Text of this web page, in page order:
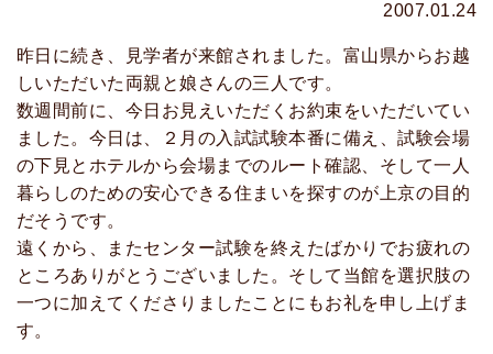
2007.01.24
昨日に続き、見学者が来館されました。富山県からお越
しいただいた両親と娘さんの三人です。
数週間前に、今日お見えいただくお約束をいただいてい
ました。今日は、２月の入試試験本番に備え、試験会場
の下見とホテルから会場までのルート確認、そして一人
暮らしのための安心できる住まいを探すのが上京の目的
だそうです。
遠くから、またセンター試験を終えたばかりでお疲れの
ところありがとうございました。そして当館を選択肢の
一つに加えてくださりましたことにもお礼を申し上げま
す。